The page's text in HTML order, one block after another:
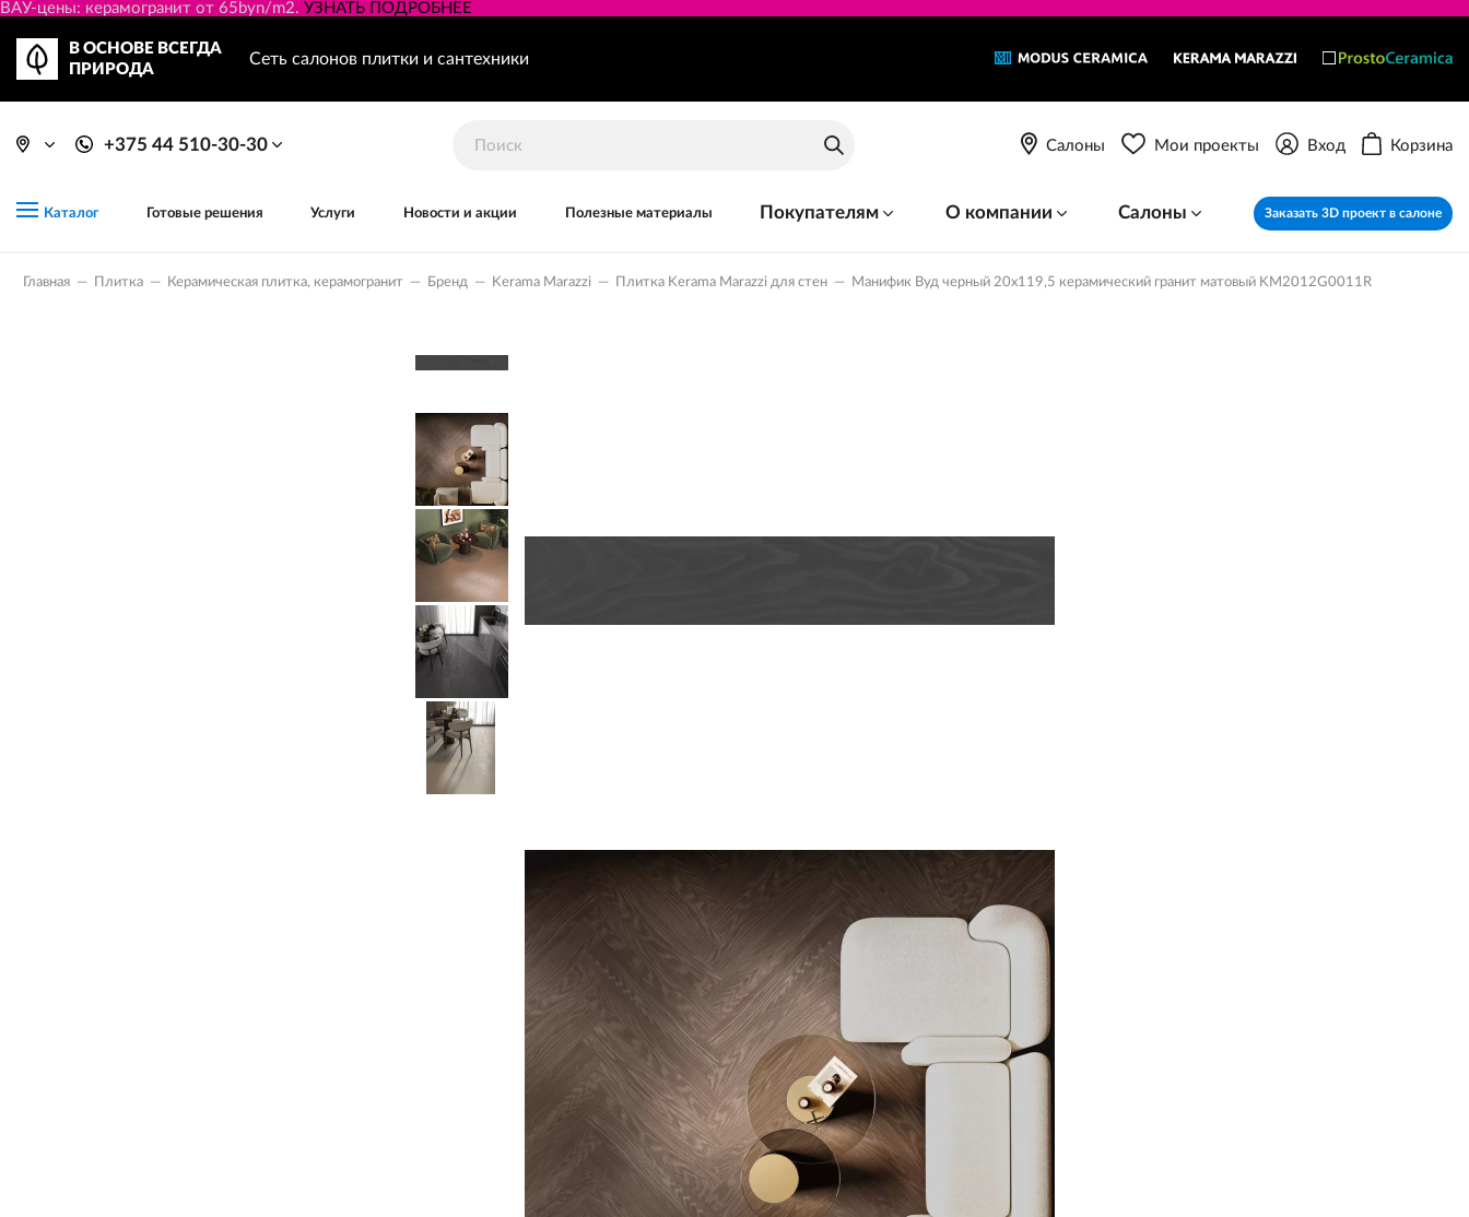
ВАУ-цены: керамогранит от 65byn/m2. УЗНАТЬ ПОДРОБНЕЕ
В ОСНОВЕ ВСЕГДА
ПРИРОДА
Сеть салонов плитки и сантехники
+375 44 510-30-30 Салоны Мои проекты Вход Корзина
Каталог Готовые решения Услуги Новости и акции Полезные материалы Покупателям О компании Салоны Заказать 3D проект в салоне
Главная — Плитка — Керамическая плитка, керамогранит — Бренд — Kerama Marazzi — Плитка Kerama Marazzi для стен — Манифик Вуд черный 20x119,5 керамический гранит матовый KM2012G0011R